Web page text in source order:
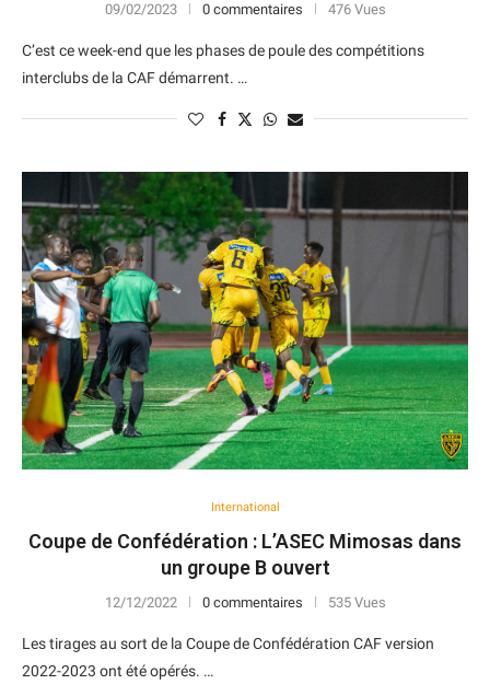
09/02/2023 0 commentaires 476 Vues
C’est ce week-end que les phases de poule des compétitions
interclubs de la CAF démarrent. …
International
Coupe de Confédération : L’ASEC Mimosas dans
un groupe B ouvert
12/12/2022 0 commentaires 535 Vues
Les tirages au sort de la Coupe de Confédération CAF version
2022-2023 ont été opérés. …